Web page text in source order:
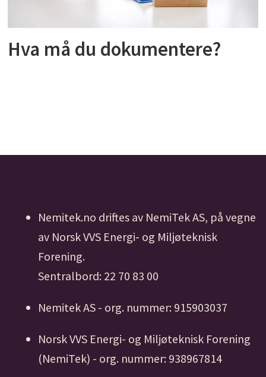
Hva må du dokumentere?
Nemitek.no driftes av NemiTek AS, på vegne
av Norsk VVS Energi- og Miljøteknisk
Forening.
Sentralbord: 22 70 83 00
Nemitek AS - org. nummer: 915903037
Norsk VVS Energi- og Miljøteknisk Forening
(NemiTek) - org. nummer: 938967814